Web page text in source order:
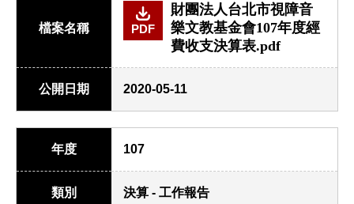
檔案名稱 PDF
財團法人台北市視障音
樂文教基金會107年度經
費收支決算表.pdf
公開日期 2020-05-11
年度 107
類別 決算 - 工作報告